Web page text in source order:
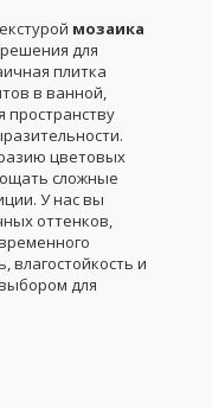
мозаика
для
плитка
в ванной,
пространству
цветовых
сложные
У нас вы
оттенков,
влагостойкость и
для